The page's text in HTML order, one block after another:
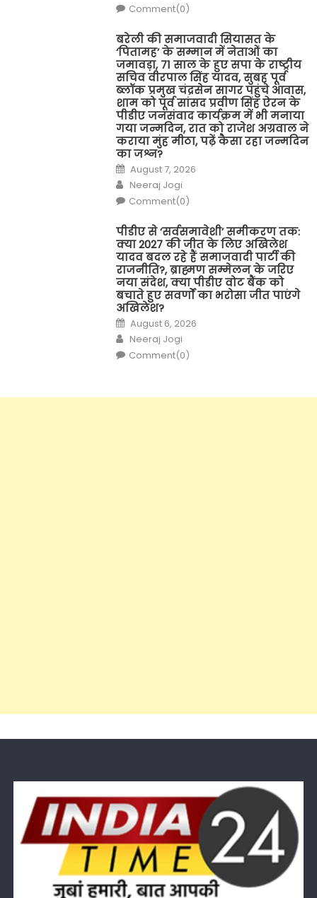
Comment(0)
बरेली की समाजवादी सियासत के
‘पितामह’ के सम्मान में नेताओं का
जमावड़ा, 71 साल के हुए सपा के राष्ट्रीय
सचिव वीरपाल सिंह यादव, सुबह पूर्व
ब्लॉक प्रमुख चंद्रसेन सागर पहुंचे आवास,
शाम को पूर्व सांसद प्रवीण सिंह ऐरन के
पीडीए जनसंवाद कार्यक्रम में भी मनाया
गया जन्मदिन, रात को राजेश अग्रवाल ने
कराया मुंह मीठा, पढ़ें कैसा रहा जन्मदिन
का जश्न?
Posted
on
August 7, 2026
Author
Neeraj Jogi
Comment(0)
पीडीए से ‘सर्वसमावेशी’ समीकरण तक:
क्या 2027 की जीत के लिए अखिलेश
यादव बदल रहे हैं समाजवादी पार्टी की
राजनीति?, ब्राह्मण सम्मेलन के जरिए
नया संदेश, क्या पीडीए वोट बैंक को
बचाते हुए सवर्णों का भरोसा जीत पाएंगे
अखिलेश?
Posted
on
August 6, 2026
Author
Neeraj Jogi
Comment(0)